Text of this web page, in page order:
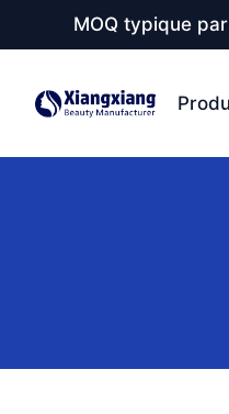
MOQ typique